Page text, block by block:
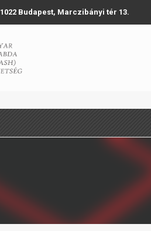
1022 Budapest, Marczibányi tér 13.